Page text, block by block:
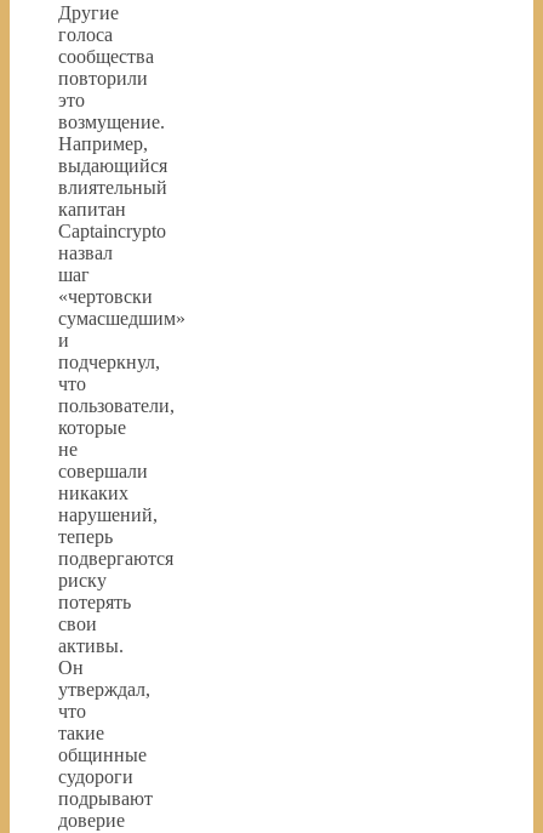
Другие
голоса
сообщества
повторили
это
возмущение.
Например,
выдающийся
влиятельный
капитан
Captaincrypto
назвал
шаг
«чертовски
сумасшедшим»
и
подчеркнул,
что
пользователи,
которые
не
совершали
никаких
нарушений,
теперь
подвергаются
риску
потерять
свои
активы.
Он
утверждал,
что
такие
общинные
судороги
подрывают
доверие